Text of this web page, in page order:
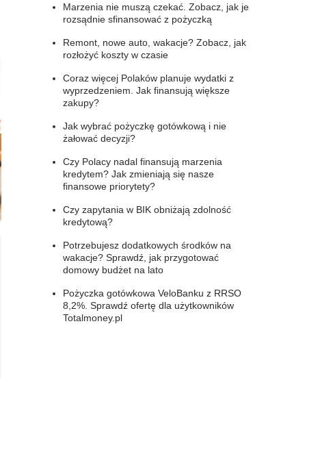
Marzenia nie muszą czekać. Zobacz, jak je
rozsądnie sfinansować z pożyczką
Remont, nowe auto, wakacje? Zobacz, jak
rozłożyć koszty w czasie
Coraz więcej Polaków planuje wydatki z
wyprzedzeniem. Jak finansują większe
zakupy?
Jak wybrać pożyczkę gotówkową i nie
żałować decyzji?
Czy Polacy nadal finansują marzenia
kredytem? Jak zmieniają się nasze
finansowe priorytety?
Czy zapytania w BIK obniżają zdolność
kredytową?
Potrzebujesz dodatkowych środków na
wakacje? Sprawdź, jak przygotować
domowy budżet na lato
Pożyczka gotówkowa VeloBanku z RRSO
8,2%. Sprawdź ofertę dla użytkowników
Totalmoney.pl